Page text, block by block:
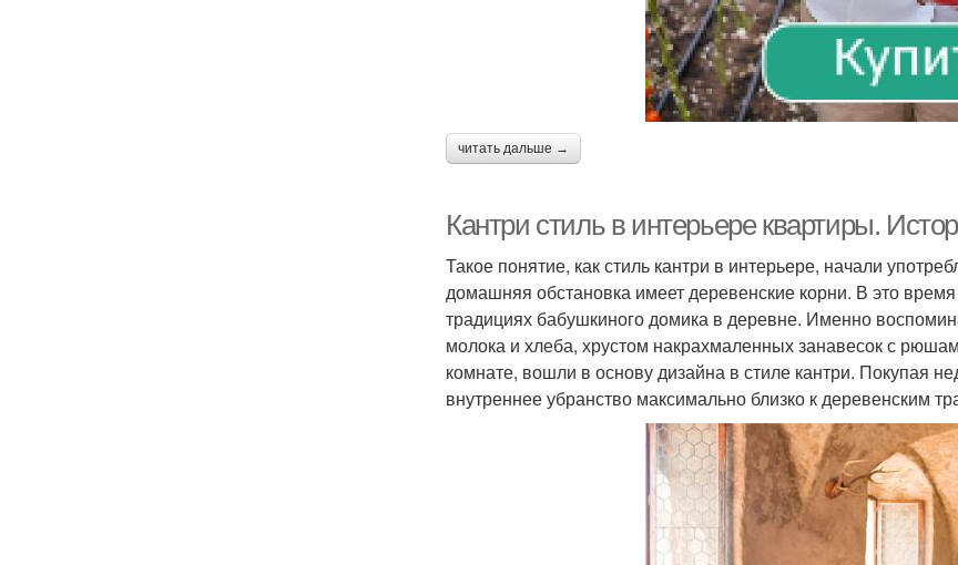
читать дальше →
Кантри стиль в интерьере квартиры.
Такое понятие, как стиль кантри в интерьере, начали
домашняя обстановка имеет деревенские корни. В это
традициях бабушкиного домика в деревне. Именно
молока и хлеба, хрустом накрахмаленных занавесок с
комнате, вошли в основу дизайна в стиле кантри. Покупая
внутреннее убранство максимально близко к деревенским